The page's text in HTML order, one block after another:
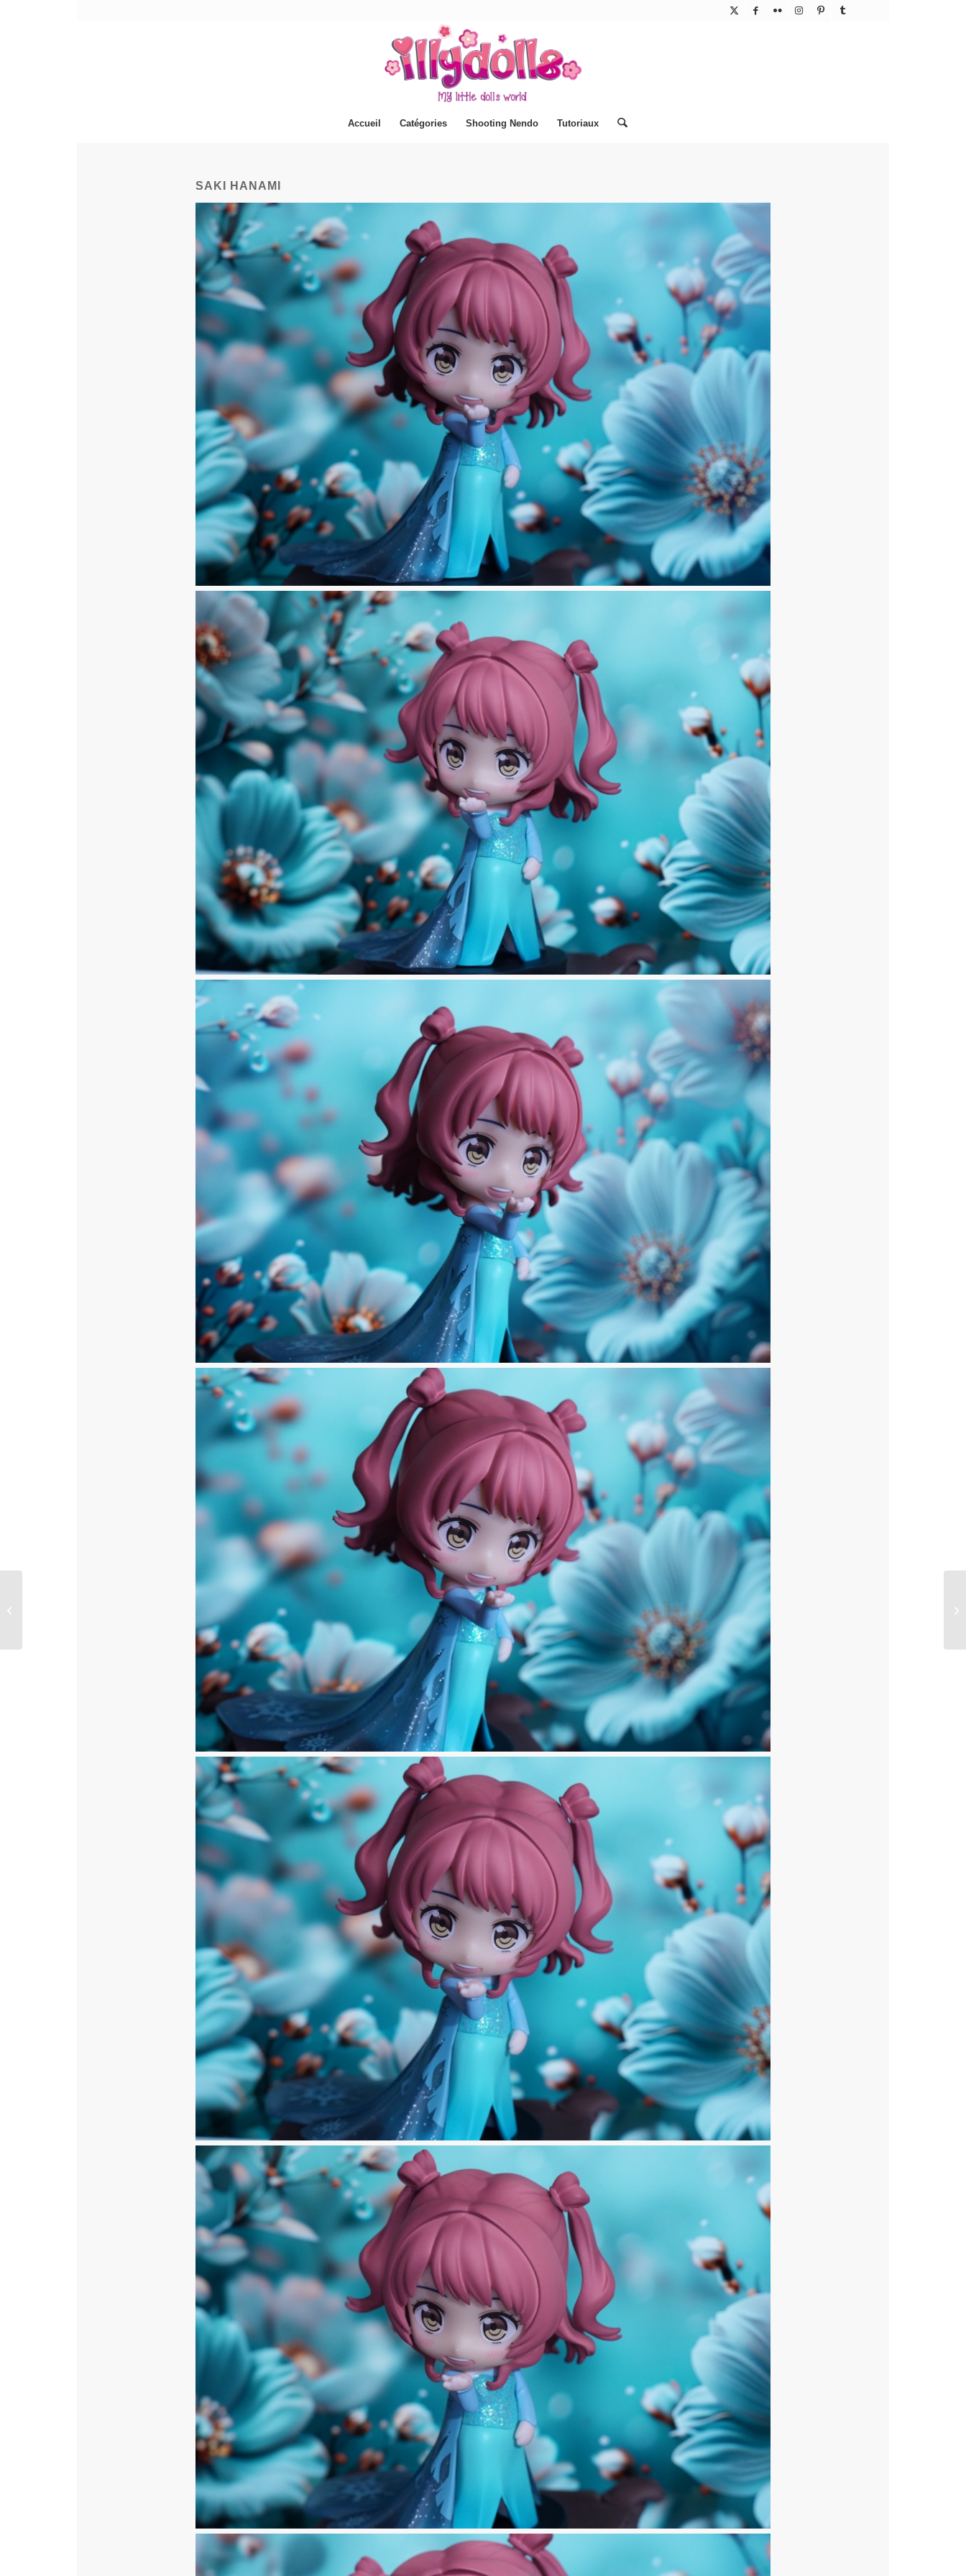
Accueil Catégories Shooting Nendo Tutoriaux
SAKI HANAMI